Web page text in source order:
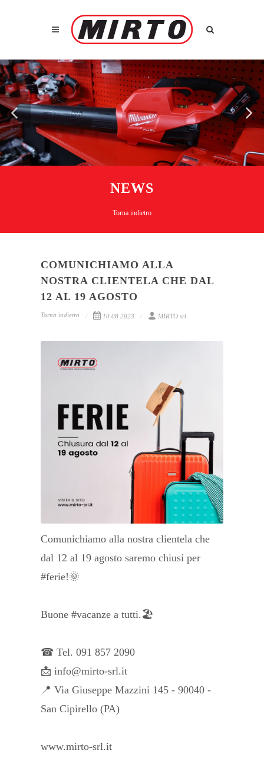
NEWS
Torna indietro
COMUNICHIAMO ALLA
NOSTRA CLIENTELA CHE DAL
12 AL 19 AGOSTO
Torna indietro 10 08 2023 MIRTO srl
Comunichiamo alla nostra clientela che
dal 12 al 19 agosto saremo chiusi per
#ferie!🌞
Buone #vacanze a tutti.🏖
☎ Tel. 091 857 2090
📩 info@mirto-srl.it
📍 Via Giuseppe Mazzini 145 - 90040 -
San Cipirello (PA)
www.mirto-srl.it